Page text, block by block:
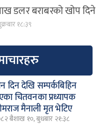
डलर बराबरको खोप दिने
१८:३९
दिन देखि सम्पर्कबिहिन
चितवनका प्रध्यापक
मैनाली मृत भेटिए
बैशाख १०, बुधबार २१:३८